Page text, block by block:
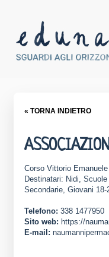
« TORNA INDIETRO
Corso Vittorio
Destinatari: Nidi,
Secondarie, Giovani 18-
Telefono: 338 1477950
Sito web: https://
E-mail: